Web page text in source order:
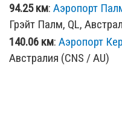
94.25 км: Аэропорт
Грэйт Палм, QL,
140.06 км: Аэропорт
Австралия (CNS / AU)